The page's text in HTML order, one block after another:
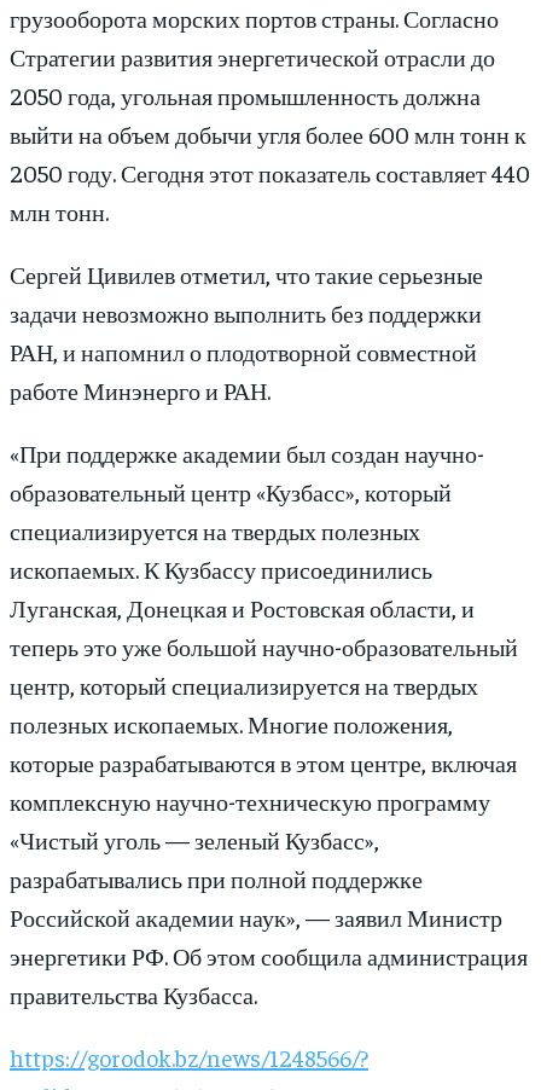
грузооборота морских портов страны. Согласно
Стратегии развития энергетической отрасли до
2050 года, угольная промышленность должна
выйти на объем добычи угля более 600 млн тонн к
2050 году. Сегодня этот показатель составляет 440
млн тонн.
Сергей Цивилев отметил, что такие серьезные
задачи невозможно выполнить без поддержки
РАН, и напомнил о плодотворной совместной
работе Минэнерго и РАН.
«При поддержке академии был создан научно-
образовательный центр «Кузбасс», который
специализируется на твердых полезных
ископаемых. К Кузбассу присоединились
Луганская, Донецкая и Ростовская области, и
теперь это уже большой научно-образовательный
центр, который специализируется на твердых
полезных ископаемых. Многие положения,
которые разрабатываются в этом центре, включая
комплексную научно-техническую программу
«Чистый уголь — зеленый Кузбасс»,
разрабатывались при полной поддержке
Российской академии наук», — заявил Министр
энергетики РФ. Об этом сообщила администрация
правительства Кузбасса.
https://gorodok.bz/news/1248566/?